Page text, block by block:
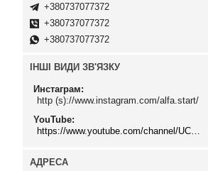
+380737077372
+380737077372
+380737077372
ІНШІ ВИДИ ЗВ'ЯЗКУ
Инстаграм
http (s)://www.instagram.com/alfa.start/
YouTube